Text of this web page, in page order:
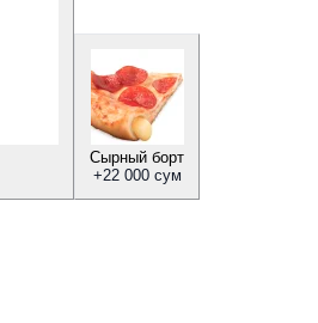
Сырный борт
+22 000 сум